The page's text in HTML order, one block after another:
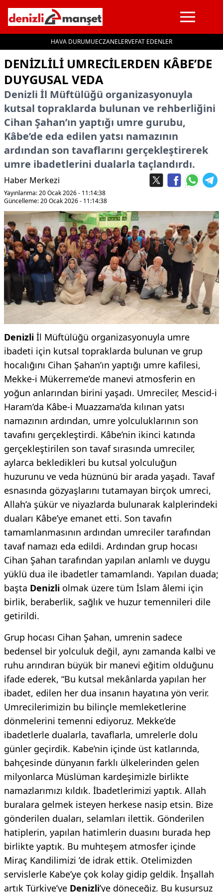
HAVA DURUMUECZANELERVEFAT EDENLER
İçeriğe geç
DENIZLILI UMRECILERDEN KÂBE’DE
DUYGUSAL VEDA
Denizli İl Müftülüğü organizasyonuyla
kutsal topraklarda bulunan ve rehberliğini
Cihan Şahan’ın yaptığı umre gurubu,
Kâbe’de eda edilen yatsı namazının
ardından son tavaflarını gerçekleştirerek
umre ibadetlerini dualarla taçlandırdı.
Haber Merkezi
Yayınlanma: 20 Ocak 2026 - 11:14:38
Güncelleme: 20 Ocak 2026 - 11:14:38
Denizli İl Müftülüğü organizasyonuyla umre
ibadeti için kutsal topraklarda bulunan ve grup
hocalığını Cihan Şahan’ın yaptığı umre kafilesi,
Mekke-i Mükerreme’de manevi atmosferin en
yoğun anlarından birini yaşadı. Umreciler, Mescid-i
Haram’da Kâbe-i Muazzama’da kılınan yatsı
namazının ardından, umre yolculuklarının son
tavafını gerçekleştirdi. Kâbe’nin ikinci katında
gerçekleştirilen son tavaf sırasında umreciler,
aylarca bekledikleri bu kutsal yolculuğun
huzurunu ve veda hüznünü bir arada yaşadı. Tavaf
esnasında gözyaşlarını tutamayan birçok umreci,
Allah’a şükür ve niyazlarda bulunarak kalplerindeki
duaları Kâbe’ye emanet etti. Son tavafın
tamamlanmasının ardından umreciler tarafından
tavaf namazı eda edildi. Ardından grup hocası
Cihan Şahan tarafından yapılan anlamlı ve duygu
yüklü dua ile ibadetler tamamlandı. Yapılan duada;
başta Denizli olmak üzere tüm İslam âlemi için
birlik, beraberlik, sağlık ve huzur temennileri dile
getirildi.
Grup hocası Cihan Şahan, umrenin sadece
bedensel bir yolculuk değil, aynı zamanda kalbi ve
ruhu arındıran büyük bir manevi eğitim olduğunu
ifade ederek, “Bu kutsal mekânlarda yapılan her
ibadet, edilen her dua insanın hayatına yön verir.
Umrecilerimizin bu bilinçle memleketlerine
dönmelerini temenni ediyoruz. Mekke’de
ibadetlerle dualarla, tavaflarla, umrelerle dolu
günler geçirdik. Kabe’nin içinde üst katlarında,
bahçesinde dünyanın farklı ülkelerinden gelen
milyonlarca Müslüman kardeşimizle birlikte
namazlarımızı kıldık. İbadetlerimizi yaptık. Allah
buralara gelmek isteyen herkese nasip etsin. Bize
gönderilen duaları, selamları ilettik. Gönderilen
hatiplerin, yapılan hatimlerin duasını burada hep
birlikte yaptık. Bu muhteşem atmosfer içinde
Miraç Kandilimizi ’de idrak ettik. Otelimizden
servislerle Kabe’ye çok kolay gidip geldik. İnşallah
artık Türkiye’ye Denizli’ye döneceğiz. Bu kusursuz